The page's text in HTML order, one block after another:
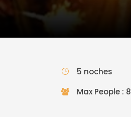
5 noches
Max People : 8